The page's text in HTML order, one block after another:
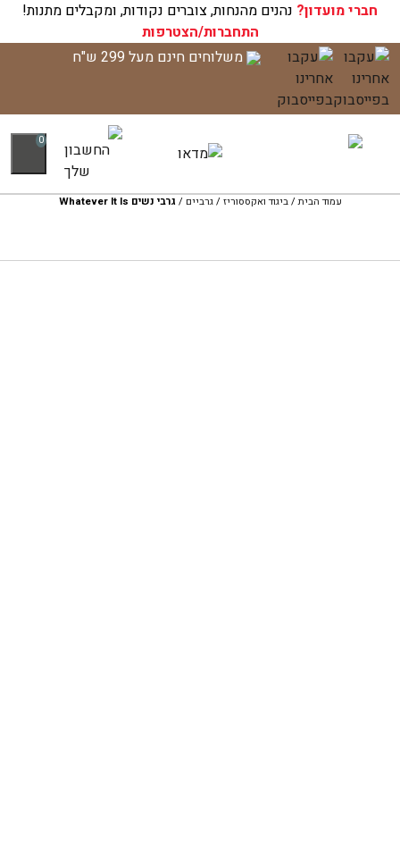
חברי מועדון? נהנים מהנחות, צוברים נקודות, ומקבלים מתנות!
התחברות/הצטרפות
דלג
לתוכן
משלוחים חינם מעל 299 ש"ח
0
עגלת הקניות שלך ריקה כעת!
עמוד הבית/ביגוד ואקססוריז/גרביים / גרבי נשים Whatever It Is